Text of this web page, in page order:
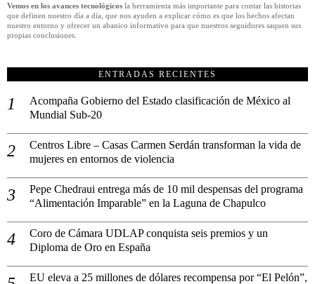
Vemos en los avances tecnológicos la herramienta más importante para contar las historias
que definen nuestro día a día, que nos ayuden a explicar cómo es que los hechos afectan
nuestro entorno y ofrecer un abanico informativo para que nuestros seguidores saquen sus
propias conclusiones.
ENTRADAS RECIENTES
Acompaña Gobierno del Estado clasificación de México al
Mundial Sub-20
Centros Libre – Casas Carmen Serdán transforman la vida de
mujeres en entornos de violencia
Pepe Chedraui entrega más de 10 mil despensas del programa
“Alimentación Imparable” en la Laguna de Chapulco
Coro de Cámara UDLAP conquista seis premios y un
Diploma de Oro en España
EU eleva a 25 millones de dólares recompensa por “El Pelón”,